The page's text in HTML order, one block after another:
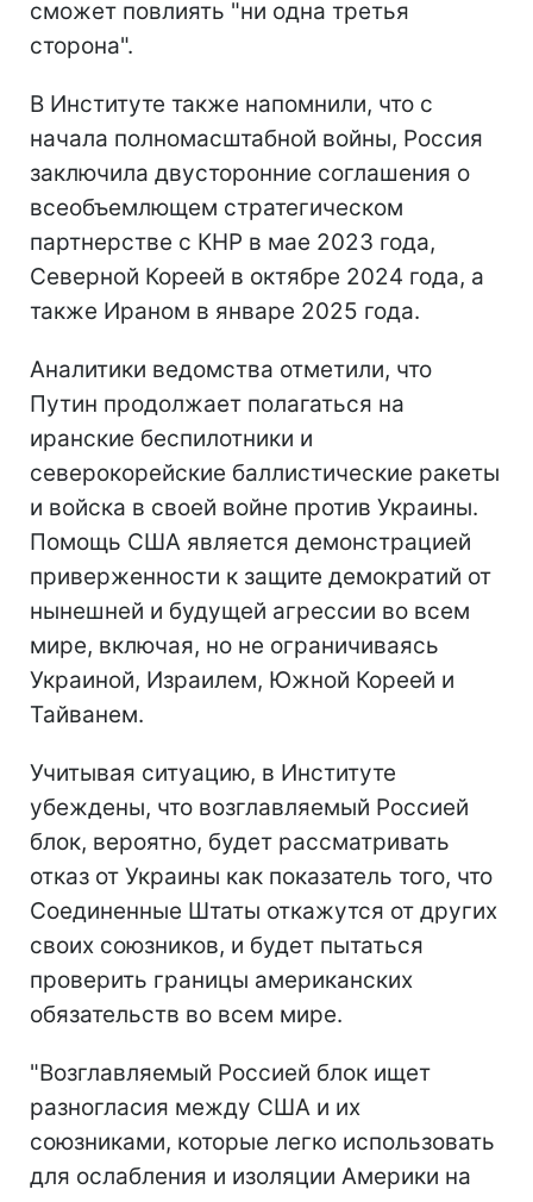
сможет повлиять "ни одна третья
сторона".
В Институте также напомнили, что с
начала полномасштабной войны, Россия
заключила двусторонние соглашения о
всеобъемлющем стратегическом
партнерстве с КНР в мае 2023 года,
Северной Кореей в октябре 2024 года, а
также Ираном в январе 2025 года.
Аналитики ведомства отметили, что
Путин продолжает полагаться на
иранские беспилотники и
северокорейские баллистические ракеты
и войска в своей войне против Украины.
Помощь США является демонстрацией
приверженности к защите демократий от
нынешней и будущей агрессии во всем
мире, включая, но не ограничиваясь
Украиной, Израилем, Южной Кореей и
Тайванем.
Учитывая ситуацию, в Институте
убеждены, что возглавляемый Россией
блок, вероятно, будет рассматривать
отказ от Украины как показатель того, что
Соединенные Штаты откажутся от других
своих союзников, и будет пытаться
проверить границы американских
обязательств во всем мире.
"Возглавляемый Россией блок ищет
разногласия между США и их
союзниками, которые легко использовать
для ослабления и изоляции Америки на